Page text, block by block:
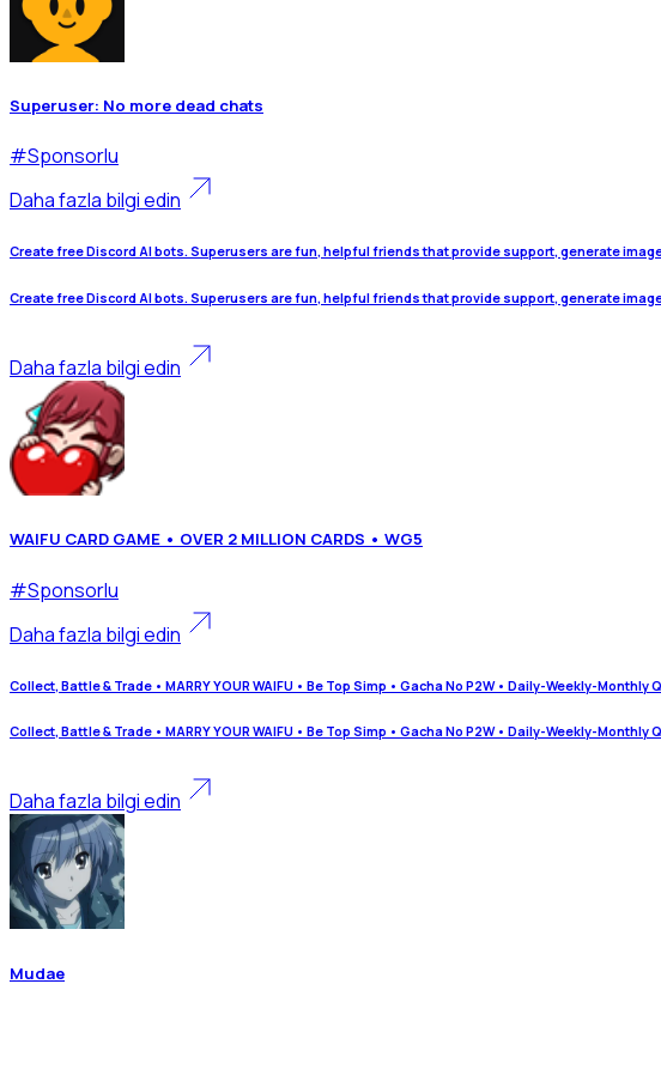
Superuser: No more dead chats
#Sponsorlu
Daha fazla bilgi edin
Create free Discord AI bots. Superusers are fun, helpful friends that provide support, generate
Create free Discord AI bots. Superusers are fun, helpful friends that provide support, generate
Daha fazla bilgi edin
WAIFU CARD GAME • OVER 2 MILLION CARDS • WG5
#Sponsorlu
Daha fazla bilgi edin
Collect, Battle & Trade • MARRY YOUR WAIFU • Be Top Simp • Gacha No P2W • Daily-Weekly-
Collect, Battle & Trade • MARRY YOUR WAIFU • Be Top Simp • Gacha No P2W • Daily-Weekly-
Daha fazla bilgi edin
Mudae